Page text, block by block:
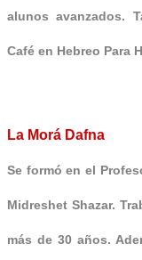
alunos avanzados.
Café en Hebreo Para
La Morá Dafna
Se formó en el
Midreshet Shazar.
más de 30 años.